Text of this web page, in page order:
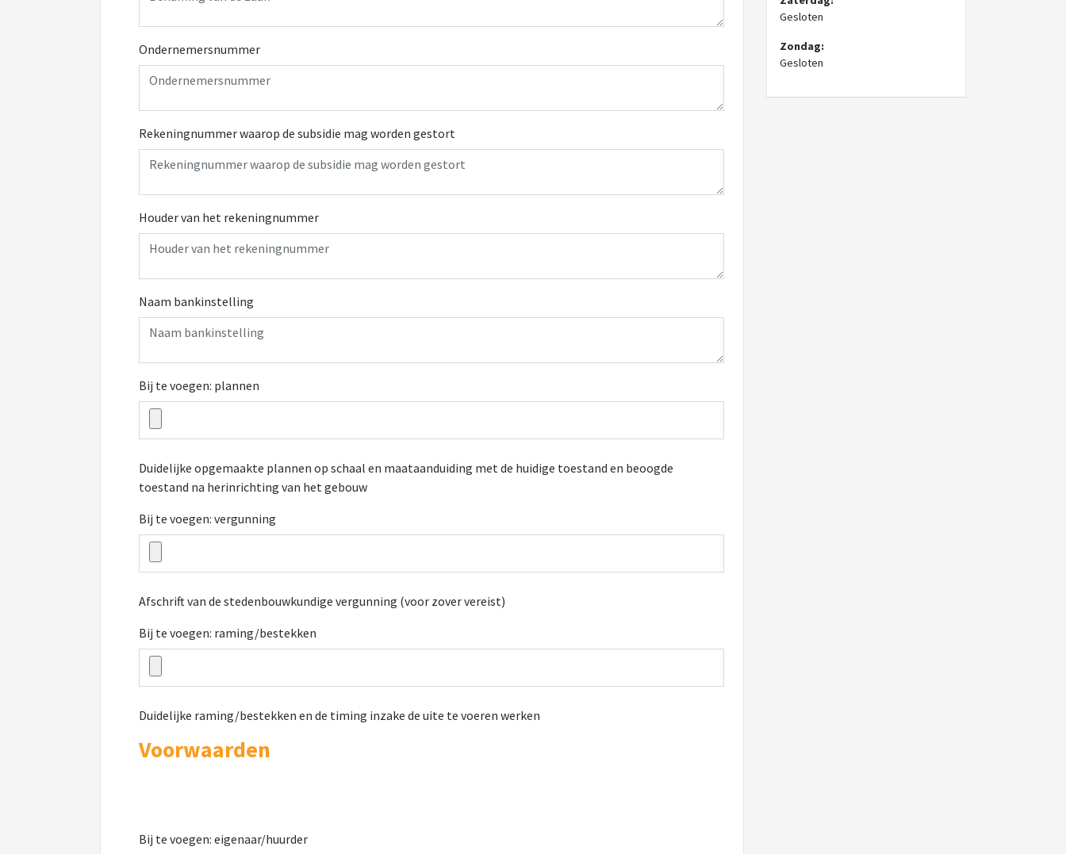
Ondernemersnummer
Rekeningnummer waarop de subsidie mag worden gestort
Houder van het rekeningnummer
Naam bankinstelling
Bij te voegen: plannen
Duidelijke opgemaakte plannen op schaal en maataanduiding met de huidige toestand en beoogde
toestand na herinrichting van het gebouw
Bij te voegen: vergunning
Afschrift van de stedenbouwkundige vergunning (voor zover vereist)
Bij te voegen: raming/bestekken
Duidelijke raming/bestekken en de timing inzake de uite te voeren werken
Voorwaarden
Bij te voegen: eigenaar/huurder
Gesloten
Zondag:
Gesloten